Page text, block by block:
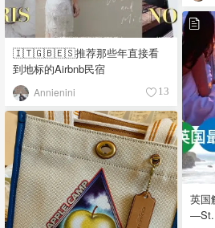
🇮🇹🇬🇧🇪🇸推荐那些年直接看
到地标的Airbnb民宿
Annienini 13
英国